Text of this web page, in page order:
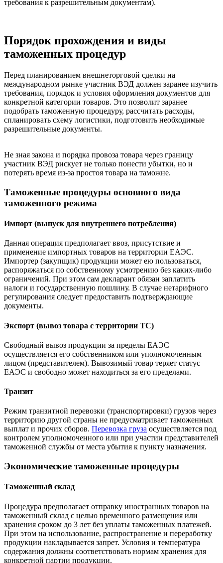
требования к разрешительным документам).
Порядок прохождения и виды
таможенных процедур
Перед планированием внешнеторговой сделки на
международном рынке участник ВЭД должен заранее изучить
требования, порядок и условия оформления документов для
конкретной категории товаров. Это позволит заранее
подобрать таможенную процедуру, рассчитать расходы,
спланировать схему логистики, подготовить необходимые
разрешительные документы.
Не зная закона и порядка провоза товара через границу
участник ВЭД рискует не только понести убытки, но и
потерять время из-за простоя товара на таможне.
Таможенные процедуры основного вида
таможенного режима
Импорт (выпуск для внутреннего потребления)
Данная операция предполагает ввоз, присутствие и
применение импортных товаров на территории ЕАЭС.
Импортер (закупщик) продукции может ею пользоваться,
распоряжаться по собственному усмотрению без каких-либо
ограничений. При этом сам декларант обязан заплатить
налоги и государственную пошлину. В случае нетарифного
регулирования следует предоставить подтверждающие
документы.
Экспорт (вывоз товара с территории ТС)
Свободный вывоз продукции за пределы ЕАЭС
осуществляется его собственником или уполномоченным
лицом (представителем). Вывозимый товар теряет статус
ЕАЭС и свободно может находиться за его пределами.
Транзит
Режим транзитной перевозки (транспортировки) грузов через
территорию другой страны не предусматривает таможенных
выплат и прочих сборов. Перевозка груза осуществляется под
контролем уполномоченного или при участии представителей
таможенной службы от места убытия к пункту назначения.
Экономические таможенные процедуры
Таможенный склад
Процедура предполагает отправку иностранных товаров на
таможенный склад с целью временного размещения или
хранения сроком до 3 лет без уплаты таможенных платежей.
При этом на использование, распространение и переработку
продукции накладывается запрет. Условия и температура
содержания должны соответствовать нормам хранения для
конкретной партии продукции.